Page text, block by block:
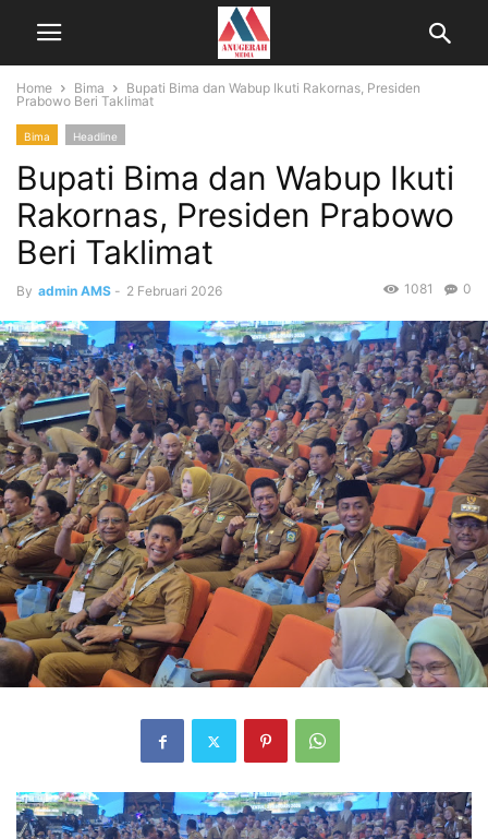
Home Bima
Bupati Bima dan Wabup Ikuti Rakornas, Presiden
Prabowo Beri Taklimat
Bima Headline
Bupati Bima dan Wabup Ikuti
Rakornas, Presiden Prabowo
Beri Taklimat
By admin AMS - 2 Februari 2026 0
1081